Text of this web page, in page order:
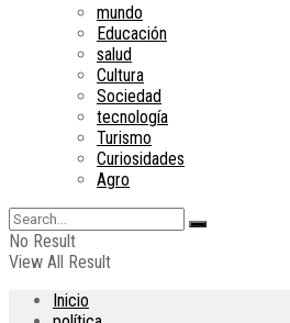
mundo
Educación
salud
Cultura
Sociedad
tecnología
Turismo
Curiosidades
Agro
No Result
View All Result
Inicio